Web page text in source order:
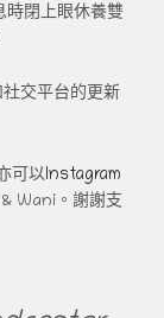
時閉上眼休養雙
社交平台的更新
可以Instagram
Wani。謝謝支